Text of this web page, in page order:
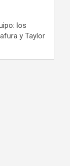
los
y Taylor